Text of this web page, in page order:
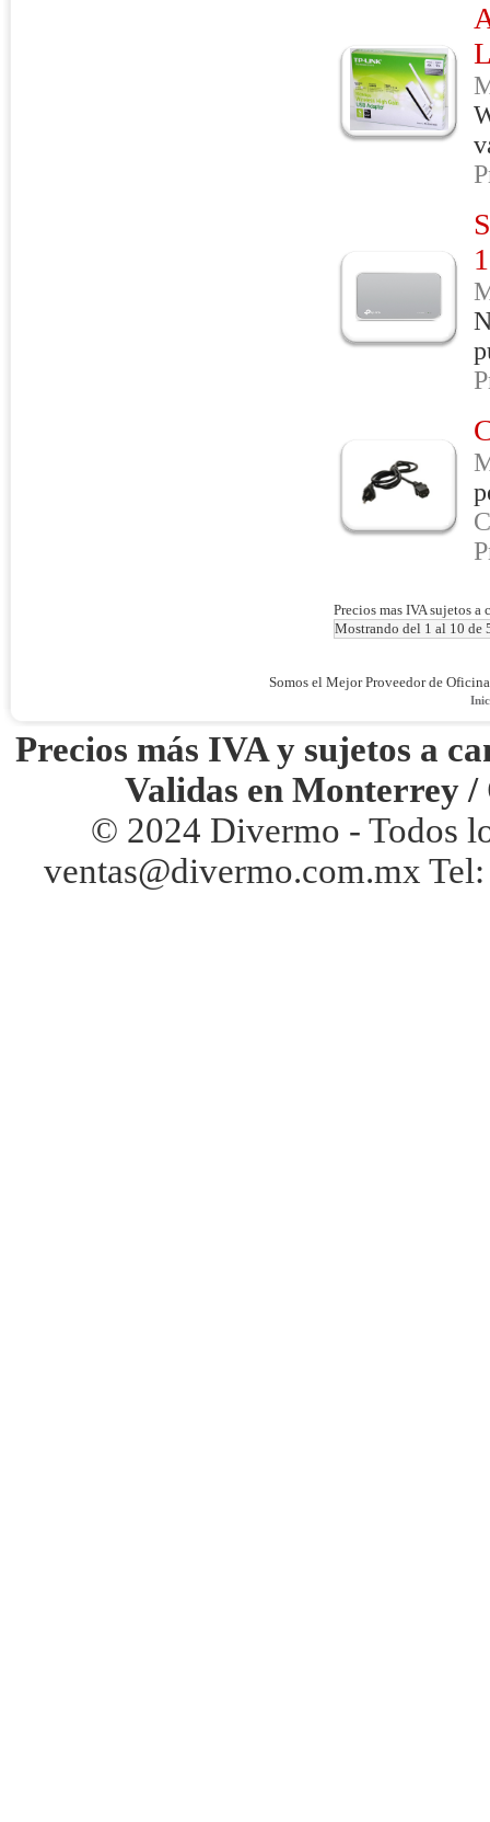
Precios mas IVA sujetos
Mostrando del 1 al 10 de
Somos el Mejor Proveedor de
Precios más IVA y sujetos a
Validas en Monterrey /
© 2024 Divermo - Todos
ventas@divermo.com.mx